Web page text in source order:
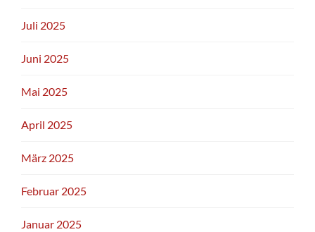
Juli 2025
Juni 2025
Mai 2025
April 2025
März 2025
Februar 2025
Januar 2025